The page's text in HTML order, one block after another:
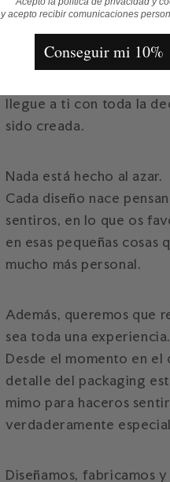
Por eso, todas nuestras
elaboradas a mano en
cuidando cada detalle
llegue a ti con toda la
sido creada.
Nada está hecho al azar.
Cada diseño nace
sentiros, en lo que os
en esas pequeñas
mucho más personal.
Además, queremos que
sea toda una experiencia.
Desde el momento en el
detalle del packaging
mimo para haceros
verdaderamente
Diseñamos, fabricamos
y acepto recibir comunicaciones
Conseguir mi 10%